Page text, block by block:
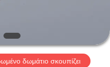
δωμάτιο σκουπίζει